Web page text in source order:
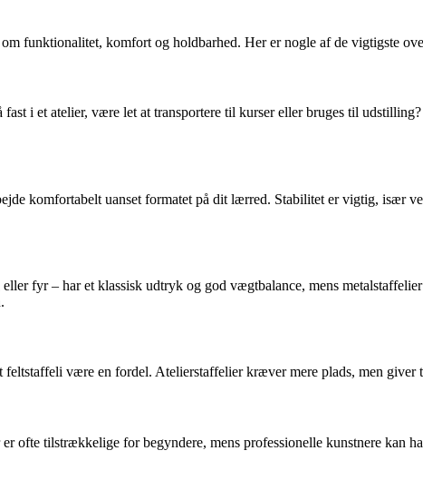
funktionalitet, komfort og holdbarhed. Her er nogle af de vigtigste
i et atelier, være let at transportere til kurser eller bruges til
komfortabelt uanset formatet på dit lærred. Stabilitet er vigtig, især
fyr – har et klassisk udtryk og god vægtbalance, mens
feltstaffeli være en fordel. Atelierstaffelier kræver mere plads, men
ofte tilstrækkelige for begyndere, mens professionelle kunstnere kan